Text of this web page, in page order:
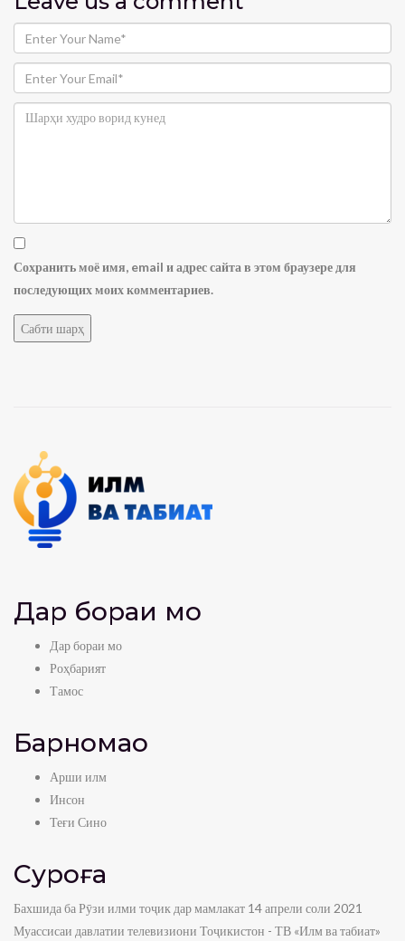
Сохранить моё имя, email и адрес сайта в этом браузере для
последующих моих комментариев.
Дар бораи мо
Дар бораи мо
Роҳбарият
Тамос
Барномаҳо
Арши илм
Инсон
Теғи Сино
Суроға
Бахшида ба Рӯзи илми тоҷик дар мамлакат 14 апрели соли 2021
Муассисаи давлатии телевизиони Тоҷикистон - ТВ «Илм ва табиат»